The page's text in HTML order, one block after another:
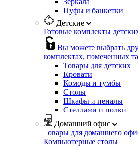
Пуфы и банкетки
Детские
Готовые комплекты
Вы можете выбрать
комплектах, помеченных
Товары для детских
Кровати
Комоды и тумбы
Столы
Шкафы и пеналы
Стеллажи и полки
Домашний офис
Товары для домашнего
Компьютерные столы